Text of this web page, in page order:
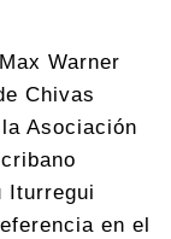
Warner
Chivas
Asociación
Iturregui
en el